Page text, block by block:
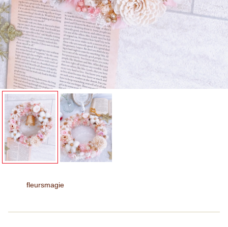
fleursmagie